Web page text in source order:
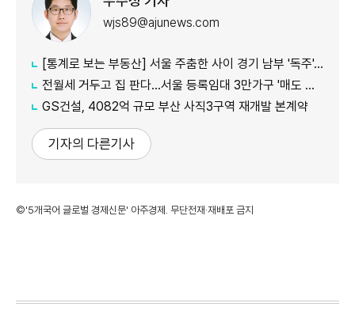
wjs89@ajunews.com
[통계로 보는 부동산] 서울 주춤한 사이 경기 남부 '독주'…세제 개편에 실수요 이동 빨라지나
전월세 거두고 집 판다…서울 등록임대 3만가구 '매도 기로'
GS건설, 4082억 규모 부산 사직3구역 재개발 본계약
기자의 다른기사
©'5개국어 글로벌 경제신문' 아주경제. 무단전재·재배포 금지